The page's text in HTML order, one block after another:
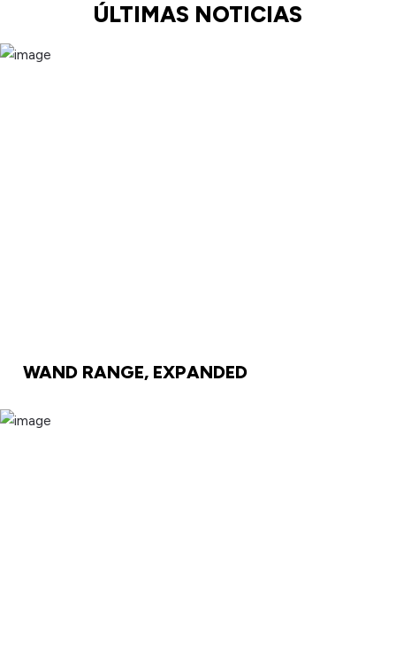
ÚLTIMAS NOTICIAS
WAND RANGE, EXPANDED